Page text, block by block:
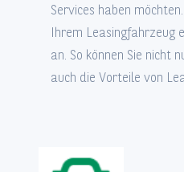
Services haben
Ihrem Leasingfahrzeug
an. So können Sie nicht
auch die Vorteile von